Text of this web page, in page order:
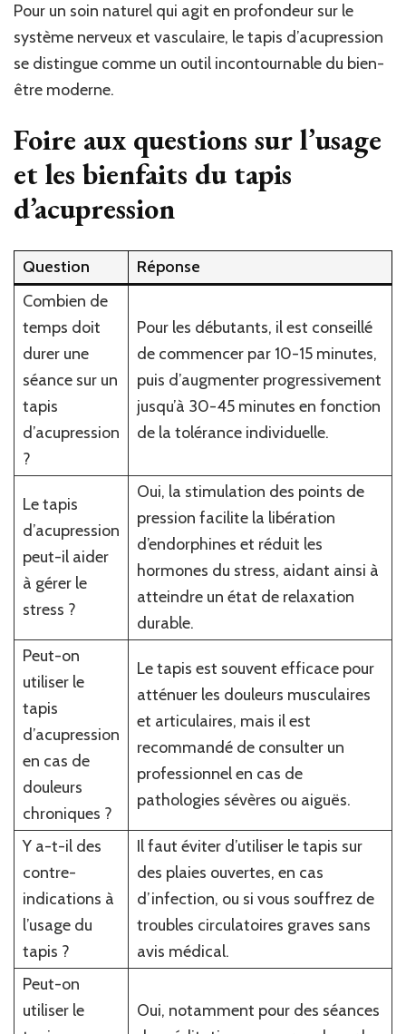
Pour un soin naturel qui agit en profondeur sur le
système nerveux et vasculaire, le tapis d’acupression
se distingue comme un outil incontournable du bien-
être moderne.
Foire aux questions sur l’usage
et les bienfaits du tapis
d’acupression
Question
Réponse
Combien de
temps doit
durer une
séance sur un
tapis
d’acupression
?
Pour les débutants, il est conseillé
de commencer par 10-15 minutes,
puis d’augmenter progressivement
jusqu’à 30-45 minutes en fonction
de la tolérance individuelle.
Le tapis
d’acupression
peut-il aider
à gérer le
stress ?
Oui, la stimulation des points de
pression facilite la libération
d’endorphines et réduit les
hormones du stress, aidant ainsi à
atteindre un état de relaxation
durable.
Peut-on
utiliser le
tapis
d’acupression
en cas de
douleurs
chroniques ?
Le tapis est souvent efficace pour
atténuer les douleurs musculaires
et articulaires, mais il est
recommandé de consulter un
professionnel en cas de
pathologies sévères ou aiguës.
Y a-t-il des
contre-
indications à
l’usage du
tapis ?
Il faut éviter d’utiliser le tapis sur
des plaies ouvertes, en cas
d’infection, ou si vous souffrez de
troubles circulatoires graves sans
avis médical.
Peut-on
utiliser le
Oui, notamment pour des séances